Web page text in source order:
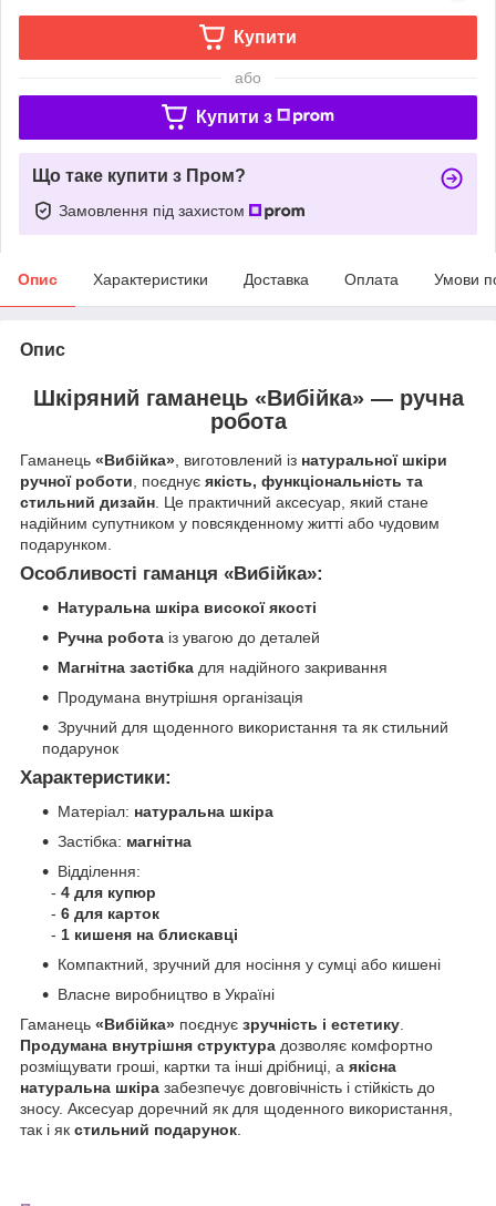
Купити
або
Купити з
Що таке купити з Пром?
Замовлення під захистом
Опис Характеристики Доставка Оплата Умови
Опис
Шкіряний гаманець «Вибійка» — ручна
робота
Гаманець «Вибійка», виготовлений із натуральної шкіри
ручної роботи, поєднує якість, функціональність та
стильний дизайн. Це практичний аксесуар, який стане
надійним супутником у повсякденному житті або чудовим
подарунком.
Особливості гаманця «Вибійка»:
Натуральна шкіра високої якості
Ручна робота із увагою до деталей
Магнітна застібка для надійного закривання
Продумана внутрішня організація
Зручний для щоденного використання та як стильний
подарунок
Характеристики:
Матеріал: натуральна шкіра
Застібка: магнітна
Відділення:
- 4 для купюр
- 6 для карток
- 1 кишеня на блискавці
Компактний, зручний для носіння у сумці або кишені
Власне виробництво в Україні
Гаманець «Вибійка» поєднує зручність і естетику
Продумана внутрішня структура дозволяє комфортно
розміщувати гроші, картки та інші дрібниці, а якісна
натуральна шкіра забезпечує довговічність і стійкість до
зносу. Аксесуар доречний як для щоденного використання,
так і як стильний подарунок